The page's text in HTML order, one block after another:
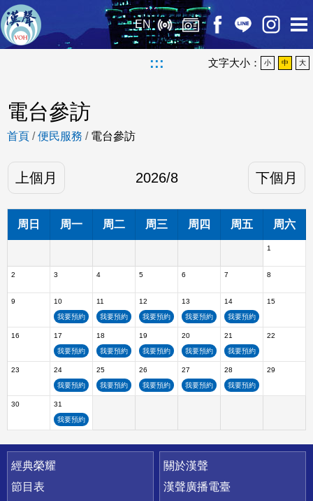
EN
::: 文字大小： 小 中 大
電台參訪
首頁 /便民服務 / 電台參訪
上個月 2026/8 下個月
周日 周一 周二 周三 周四 周五 周六
1
2 3 4 5 6 7 8
9 10 11 12 13 14
15
我要預約
我要預約 我要預約 我要預約 我要預約
16 17 18 19 20 21
22
我要預約
我要預約 我要預約 我要預約 我要預約
23 24 25 26 27 28
29
我要預約
我要預約 我要預約 我要預約 我要預約
30
31
我要預約
快速連結
經典榮耀
節目表
關於漢聲
漢聲廣播電臺